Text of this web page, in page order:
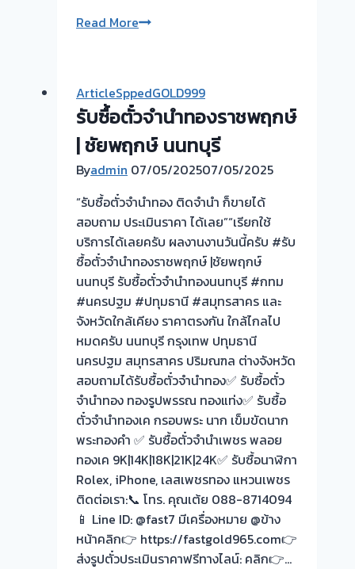
Read Moreรับ
ทอง
ยินดี
บริการ
รับ
ไถ่ถอน
ถึง
โรง
จำนำ
ร้าน
ทอง
ประเมิน
หน้า
ตั๋ว
ฟรี
จ่าย
สด
ทันที
ไม่
ต้อง
รอ
จบไว
📌
ผล
ArticleSppedGOLD999
รับซื้อตั๋วจำนำทองราชพฤกษ์
| ชัยพฤกษ์ นนทบุรี
Byadmin 07/05/202507/05/2025
“รับซื้อตั๋วจำนำทอง ติดจำนำ ก็ขายได้
สอบถาม ประเมินราคา ได้เลย”“เรียกใช้
บริการได้เลยครับ ผลงานงานวันนี้ครับ #รับ
ซื้อตั๋วจำนำทองราชพฤกษ์ |ชัยพฤกษ์
นนทบุรี รับซื้อตั๋วจำนำทองนนทบุรี #กทม
#นครปฐม #ปทุมธานี #สมุทรสาคร และ
จังหวัดใกล้เคียง ราคาตรงกัน ใกล้ไกลไป
หมดครับ นนทบุรี กรุงเทพ ปทุมธานี
นครปฐม สมุทรสาคร ปริมณฑล ต่างจังหวัด
สอบถามได้รับซื้อตั๋วจำนำทอง✅ รับซื้อตั๋ว
จำนำทอง ทองรูปพรรณ ทองแท่ง✅ รับซื้อ
ตั๋วจำนำทองเค กรอบพระ นาก เข็มขัดนาก
พระทองคำ ✅ รับซื้อตั๋วจำนำเพชร พลอย
ทองเค 9K|14K|18K|21K|24K✅ รับซื้อนาฬิกา
Rolex, iPhone, เลสเพชรทอง แหวนเพชร
ติดต่อเรา:📞 โทร. คุณเต้ย 088-8714094
📱 Line ID: @fast7 มีเครื่องหมาย @ข้าง
หน้าคลิก👉 https://fastgold965.com👉
ส่งรูปตั๋วประเมินราคาฟรีทางไลน์: คลิก👉…